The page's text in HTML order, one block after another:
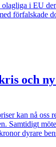
i EU
förfalskade
och
kan nå oss
Samtidigt
dyrare